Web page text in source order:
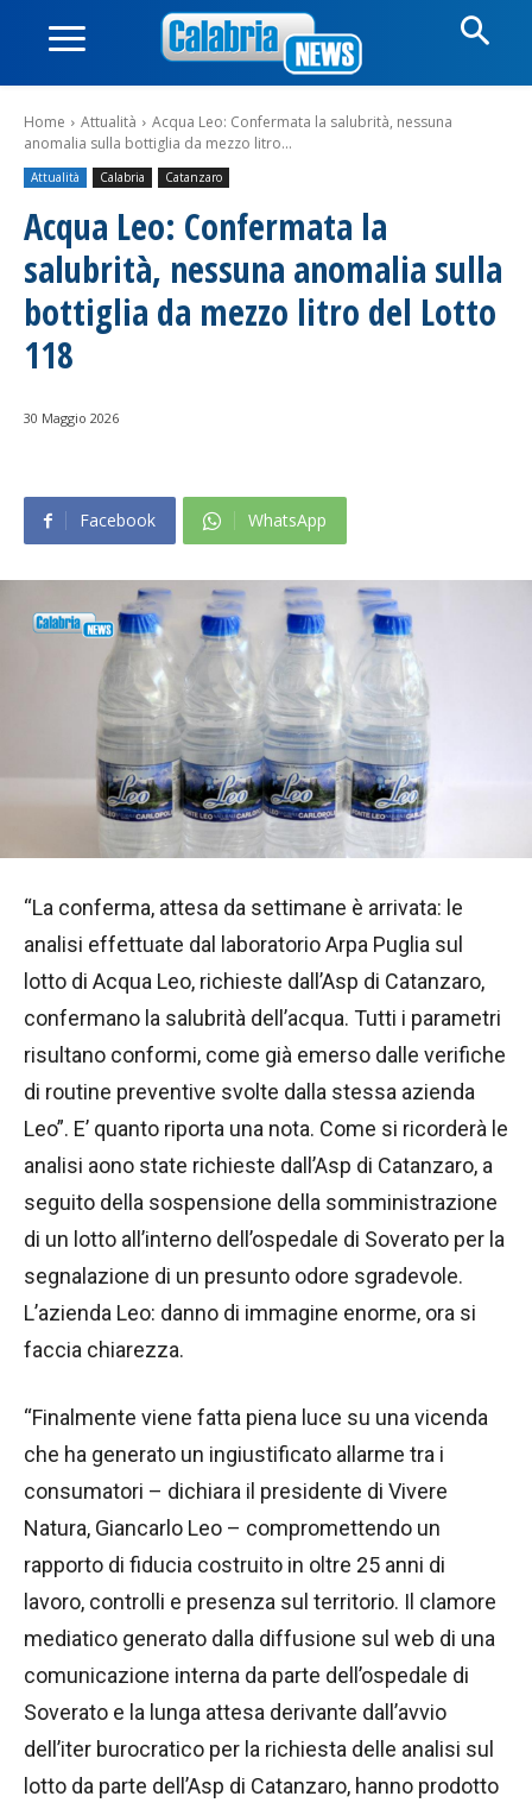
Home Attualità
Acqua Leo: Confermata la salubrità, nessuna
anomalia sulla bottiglia da mezzo litro...
Attualità Calabria Catanzaro
Acqua Leo: Confermata la
salubrità, nessuna anomalia sulla
bottiglia da mezzo litro del Lotto
118
30 Maggio 2026
Facebook WhatsApp
“La conferma, attesa da settimane è arrivata: le
analisi effettuate dal laboratorio Arpa Puglia sul
lotto di Acqua Leo, richieste dall’Asp di Catanzaro,
confermano la salubrità dell’acqua. Tutti i parametri
risultano conformi, come già emerso dalle verifiche
di routine preventive svolte dalla stessa azienda
Leo”. E’ quanto riporta una nota. Come si ricorderà le
analisi aono state richieste dall’Asp di Catanzaro, a
seguito della sospensione della somministrazione
di un lotto all’interno dell’ospedale di Soverato per la
segnalazione di un presunto odore sgradevole.
L’azienda Leo: danno di immagine enorme, ora si
faccia chiarezza.
“Finalmente viene fatta piena luce su una vicenda
che ha generato un ingiustificato allarme tra i
consumatori – dichiara il presidente di Vivere
Natura, Giancarlo Leo – compromettendo un
rapporto di fiducia costruito in oltre 25 anni di
lavoro, controlli e presenza sul territorio. Il clamore
mediatico generato dalla diffusione sul web di una
comunicazione interna da parte dell’ospedale di
Soverato e la lunga attesa derivante dall’avvio
dell’iter burocratico per la richiesta delle analisi sul
lotto da parte dell’Asp di Catanzaro, hanno prodotto